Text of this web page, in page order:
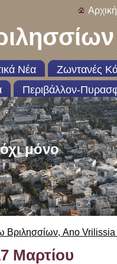
Νέα Ζωντανές
Περιβάλλον-
μόνο
Βριλησσίων, Ano
Μαρτίου